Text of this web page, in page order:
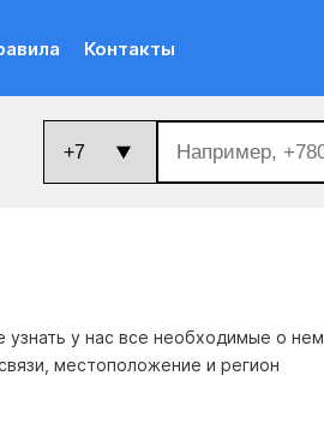
Контакты
у нас все необходимые о нем
местоположение и регион